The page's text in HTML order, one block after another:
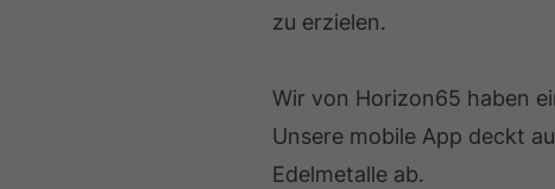
zu erzielen.
Wir von Horizon65 haben
Unsere mobile App deckt
Edelmetalle ab.